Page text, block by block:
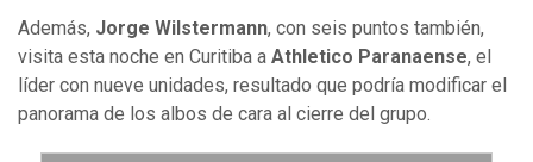
Además, Jorge Wilstermann, con seis puntos también,
visita esta noche en Curitiba a Athletico Paranaense, el
líder con nueve unidades, resultado que podría modificar el
panorama de los albos de cara al cierre del grupo.